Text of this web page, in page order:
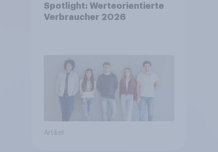
Spotlight: Werteorientierte
Verbraucher 2026
Artikel